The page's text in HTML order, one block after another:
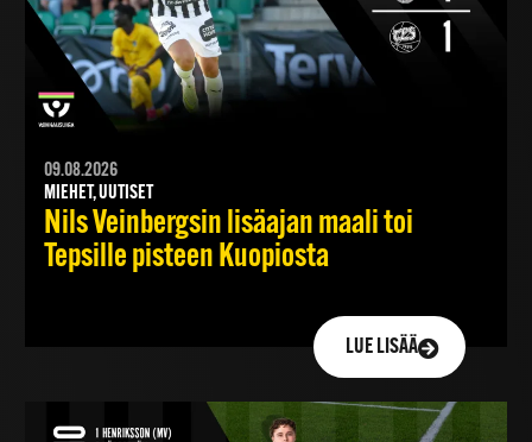
09.08.2026
MIEHET, UUTISET
Nils Veinbergsin lisäajan maali toi
Tepsille pisteen Kuopiosta
LUE LISÄÄ